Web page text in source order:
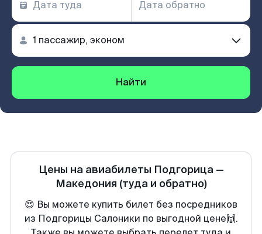
Найти
Цены на авиабилеты Подгорица—
Македония (туда и обратно)
😍 Вы можете купить билет без посредников
из Подгорицы Салоники по выгодной цене🙌.